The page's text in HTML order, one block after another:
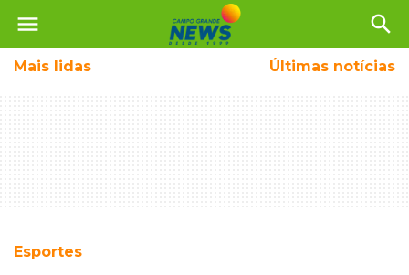
menu search
Mais lidas Últimas notícias
Esportes